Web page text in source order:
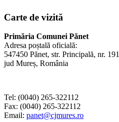
Carte de vizită
Primăria Comunei Pănet
Adresa poștală oficială:
547450 Pănet, str. Principală, nr.
jud Mureș, România
Tel: (0040) 265-322112
Fax: (0040) 265-322112
Email: panet@cjmures.ro